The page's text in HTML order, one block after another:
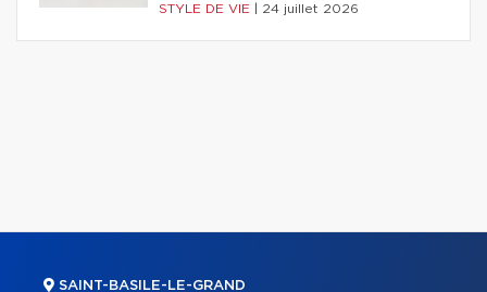
STYLE DE VIE 24 juillet 2026
SAINT-BASILE-LE-GRAND